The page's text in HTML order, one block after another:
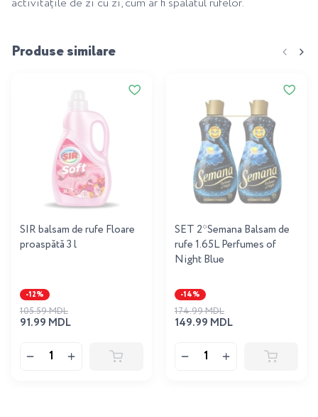
Produse similare
SIR balsam de rufe Floare
proaspătă 3 l
-12%
91.99 MDL
105.59 MDL
SET 2*Semana Balsam de
rufe 1.65L Perfumes of
Night Blue
-14%
149.99 MDL
174.99 MDL